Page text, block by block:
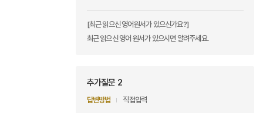
[최근 읽으신 영어원서가 있으신가요?]
최근 읽으신 영어 원서가 있으시면 알려주세요.
추가질문 2
답변방법 직접입력